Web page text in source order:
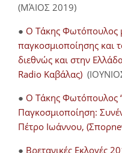
(ΜΆΙΟΣ 2019)
● Ο Τάκης Φωτόπουλος
παγκοσμιοποίησης και
διεθνώς και στην
Radio Καβάλας)
● Ο Τάκης Φωτόπουλος
Παγκοσμιοποίηση:
Πέτρο Ιωάννου,
● Βρετανικές Εκλογές